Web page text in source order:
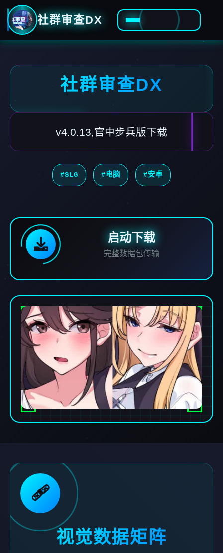
社群审查DX
社群审查DX
v4.0.13,官中步兵版下载
#SLG #电脑 #安卓
启动下载
完整数据包传输
🩹
视觉数据矩阵